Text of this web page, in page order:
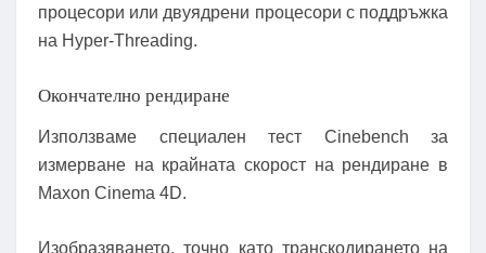
процесори или двуядрени процесори с поддръжка
на Hyper-Threading.
Окончателно рендиране
Използваме специален тест Cinebench за
измерване на крайната скорост на рендиране в
Maxon Cinema 4D.
Изобразяването, точно като транскодирането на